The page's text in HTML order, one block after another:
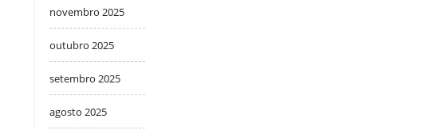
novembro 2025
outubro 2025
setembro 2025
agosto 2025